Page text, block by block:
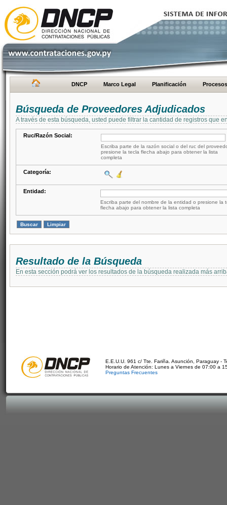
DNCP Marco Legal Planificación Procesos
Búsqueda de Proveedores Adjudicados
A través de esta búsqueda, usted puede filtrar la cantidad de registros que
Ruc/Razón Social:
Escriba parte de la razón social o del ruc del
presione la tecla flecha abajo para obtener la lista
completa
Categoría:
Entidad:
Escriba parte del nombre de la entidad o presione la
flecha abajo para obtener la lista completa
Resultado de la Búsqueda
En esta sección podrá ver los resultados de la búsqueda realizada más
E.E.U.U. 961 c/ Tte. Fariña. Asunción, Paraguay -
Horario de Atención: Lunes a Viernes de 07:00 a
Preguntas Frecuentes